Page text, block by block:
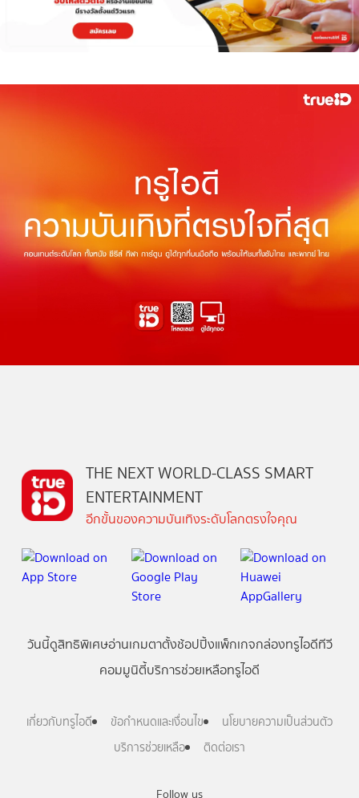
Follow us
THE NEXT WORLD-CLASS SMART
ENTERTAINMENT
อีกขั้นของความบันเทิงระดับโลกตรงใจคุณ
วันนี้ดูสิทธิพิเศษอ่านเกมตาตั้งช้อปปิ้งแพ็กเกจกล่องทรูไอดีทีวี
คอมมูนิตี้บริการช่วยเหลือทรูไอดี
เกี่ยวกับทรูไอดี ข้อกำหนดและเงื่อนไข
นโยบายความเป็นส่วนตัว
บริการช่วยเหลือ
ติดต่อเรา